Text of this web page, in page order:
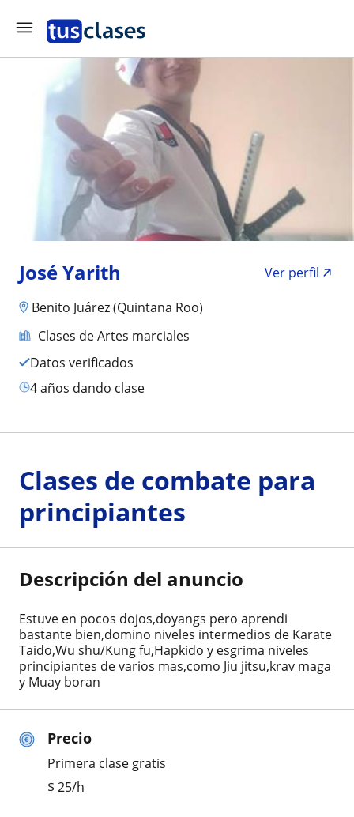
José Yarith
Ver perfil
Benito Juárez (Quintana Roo)
Clases de Artes marciales
Datos verificados
4 años dando clase
Precio
Primera clase gratis
$ 25/h
Clases de combate para
principiantes
Descripción del anuncio
Estuve en pocos dojos,doyangs pero aprendi
bastante bien,domino niveles intermedios de Karate
Taido,Wu shu/Kung fu,Hapkido y esgrima niveles
principiantes de varios mas,como Jiu jitsu,krav maga
y Muay boran